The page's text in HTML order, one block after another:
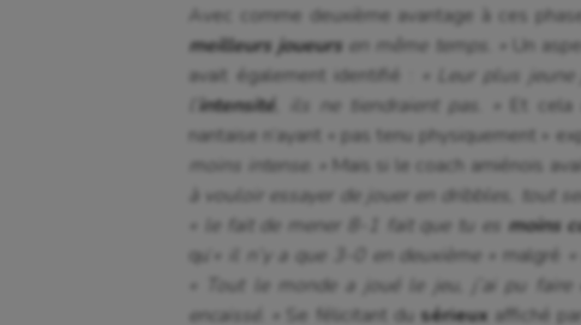
Avec comme deuxième avantage à ces
meilleurs joueurs en même temps. »
Un
avait également identifié :
« Leur plus
intensité , ils ne tiendraient pas. »
Et cela
nantaise n’ayant « pas tenu physiquement »
moins intense. »
Mais si le coach amiénois
à vouloir essayer de jouer en dribbles, tout
« le fait de mener 8-1 fait que tu es moins
qu’
« il n’y a que 3-0 en deuxième » malgré
« Tout le monde a joué le jeu, j’ai pu
encaissé. »
Se félicitant du sérieux affiché